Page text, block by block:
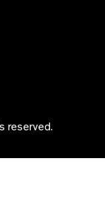
reserved.